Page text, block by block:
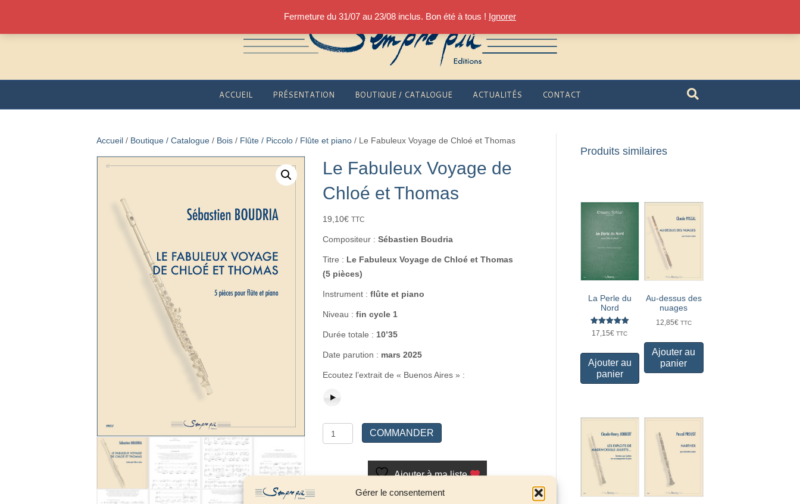
Gérer le consentement
Fermeture du 31/07 au 23/08 inclus. Bon été à tous ! Ignorer
ACCUEIL PRÉSENTATION BOUTIQUE / CATALOGUE ACTUALITÉS CONTACT
Accueil / Boutique / Catalogue / Bois / Flûte / Piccolo / Flûte et piano / Le Fabuleux Voyage de Chloé et Thomas
Le Fabuleux Voyage de
Chloé et Thomas
19,10€ TTC
Compositeur :Sébastien Boudria
Titre : Le Fabuleux Voyage de Chloé et Thomas
(5 pièces)
Instrument :flûte et piano
Niveau :fin cycle 1
Durée totale : 10’35
Date parution : mars 2025
Ecoutez l’extrait de « Buenos Aires » :
quantité
de
COMMANDER
Ajouter à ma liste
Produits similaires
La Perle du
Nord
Note
17,15€ TTC
Ajouter au
panier
Au-dessus des
nuages
12,85€ TTC
Ajouter au
panier